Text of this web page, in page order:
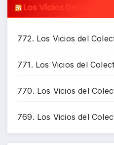
Los Vicios Del
772. Los Vicios del
771. Los Vicios del
770. Los Vicios del
769. Los Vicios del